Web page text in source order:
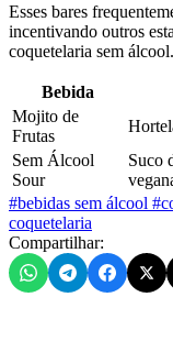
Esses bares
incentivando outros
coquetelaria sem
Bebida
Mojito de
Frutas
Sem Álcool
Sour
Suco
#bebidas sem álcool
coquetelaria
Compartilhar: